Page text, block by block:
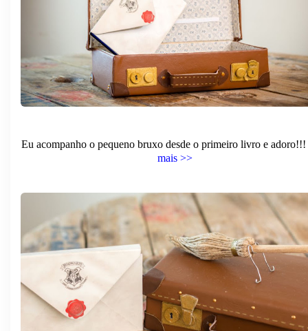
Eu acompanho o pequeno bruxo desde o primeiro livro e adoro!!!
mais >>